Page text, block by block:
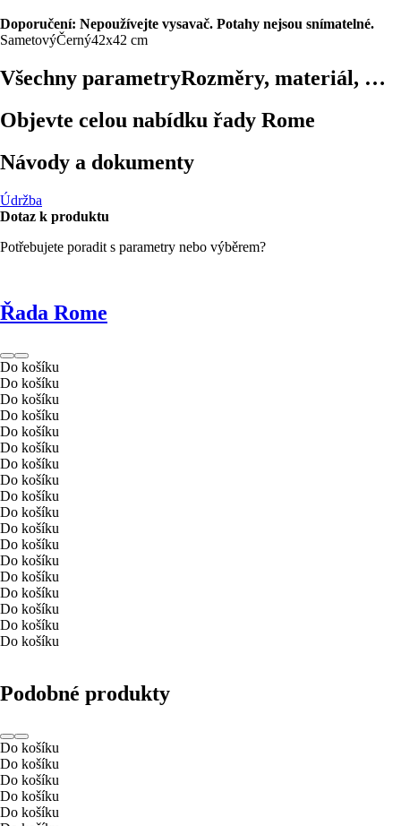
Doporučení: Nepoužívejte vysavač. Potahy nejsou snímatelné.
SametovýČerný42x42 cm
Všechny parametryRozměry, materiál, …
Objevte celou nabídku řady Rome
Návody a dokumenty
Údržba
Dotaz k produktu
Potřebujete poradit s parametry nebo výběrem?
Řada Rome
Do košíku
Do košíku
Do košíku
Do košíku
Do košíku
Do košíku
Do košíku
Do košíku
Do košíku
Do košíku
Do košíku
Do košíku
Do košíku
Do košíku
Do košíku
Do košíku
Do košíku
Do košíku
Podobné produkty
Do košíku
Do košíku
Do košíku
Do košíku
Do košíku